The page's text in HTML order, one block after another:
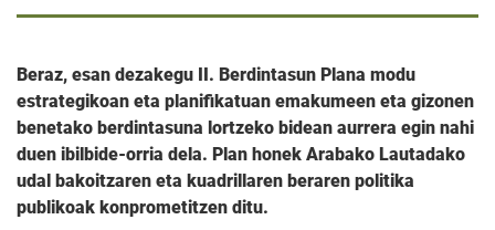
Beraz, esan dezakegu II. Berdintasun Plana modu
estrategikoan eta planifikatuan emakumeen eta gizonen
benetako berdintasuna lortzeko bidean aurrera egin nahi
duen ibilbide-orria dela. Plan honek Arabako Lautadako
udal bakoitzaren eta kuadrillaren beraren politika
publikoak konprometitzen ditu.